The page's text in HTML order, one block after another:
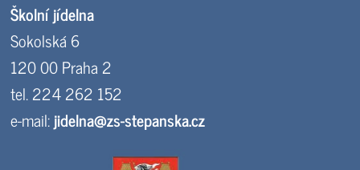
Školní jídelna
Sokolská 6
120 00 Praha 2
tel. 224 262 152
e-mail:jidelna@zs-stepanska.cz